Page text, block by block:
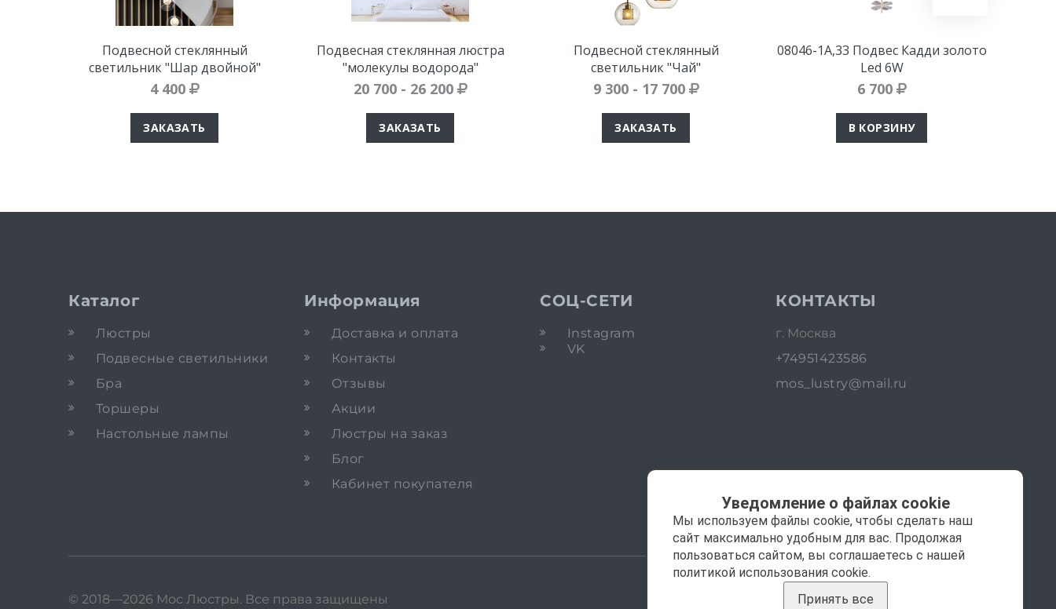
Подвесной стеклянный
светильник "Шар двойной"
4 400
ЗАКАЗАТЬ
Подвесная стеклянная люстра
"молекулы водорода"
20 700 - 26 200
ЗАКАЗАТЬ
Подвесной стеклянный
светильник "Чай"
9 300 - 17 700
ЗАКАЗАТЬ
08046-1A,33 Подвес Кадди золото
Led 6W
6 700
В КОРЗИНУ
Каталог
Люстры
Подвесные светильники
Бра
Торшеры
Настольные лампы
Информация
Доставка и оплата
Контакты
Отзывы
Акции
Люстры на заказ
Блог
Кабинет покупателя
СОЦ-СЕТИ
Instagram
VK
КОНТАКТЫ
г. Москва
+74951423586
mos_lustry@mail.ru
© 2018—2026 Мос Люстры. Все права защищены
Уведомление о файлах cookie
Мы используем файлы cookie, чтобы сделать наш
сайт максимально удобным для вас. Продолжая
пользоваться сайтом, вы соглашаетесь с нашей
политикой использования cookie.
Принять все